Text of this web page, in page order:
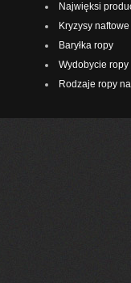
Najwięksi
Kryzysy naftowe
Baryłka ropy
Wydobycie
Rodzaje ropy